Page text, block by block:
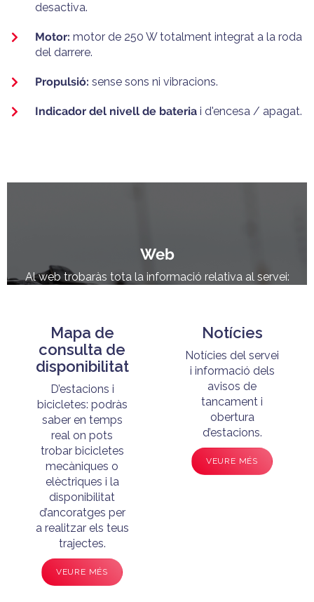
desactiva.
Motor: motor de 250 W totalment integrat a la roda
del darrere.
Propulsió: sense sons ni vibracions.
Indicador del nivell de bateria i d'encesa / apagat.
Web
Al web trobaràs tota la informació relativa al servei:
Mapa de
consulta de
disponibilitat
D’estacions i
bicicletes: podràs
saber en temps
real on pots
trobar bicicletes
mecàniques o
elèctriques i la
disponibilitat
d’ancoratges per
a realitzar els teus
trajectes.
VEURE MÉS
Notícies
Notícies del servei
i informació dels
avisos de
tancament i
obertura
d’estacions.
VEURE MÉS